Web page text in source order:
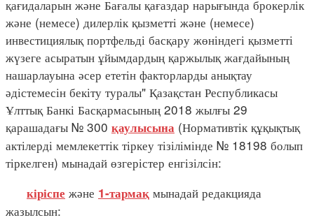
қағидаларын және Бағалы қағаздар нарығында брокерлік
және (немесе) дилерлік қызметті және (немесе)
инвестициялық портфельді басқару жөніндегі қызметті
жүзеге асыратын ұйымдардың қаржылық жағдайының
нашарлауына әсер ететін факторларды анықтау
әдістемесін бекіту туралы" Қазақстан Республикасы
Ұлттық Банкі Басқармасының 2018 жылғы 29
қарашадағы № 300 қаулысына (Нормативтік құқықтық
актілерді мемлекеттік тіркеу тізілімінде № 18198 болып
тіркелген) мынадай өзгерістер енгізілсін:
кіріспе және 1-тармақ мынадай редакцияда
жазылсын: